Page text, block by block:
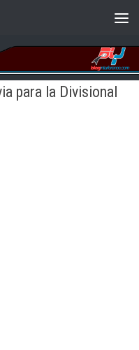
para la Divisional